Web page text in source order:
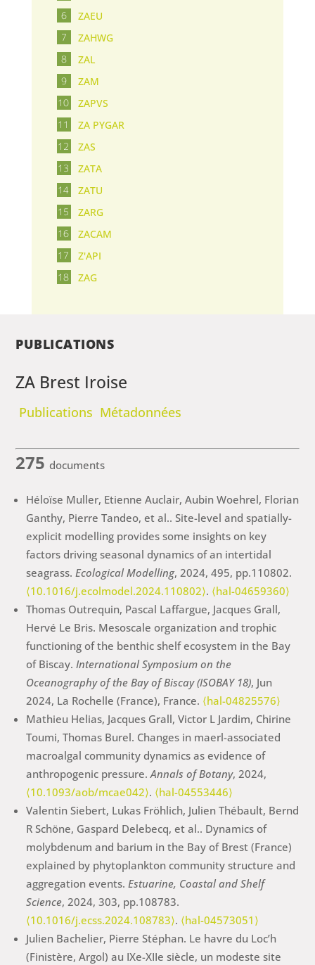
ZAEU
ZAHWG
ZAL
ZAM
ZAPVS
ZA PYGAR
ZAS
ZATA
ZATU
ZARG
ZACAM
Z'API
ZAG
PUBLICATIONS
ZA Brest Iroise
Publications Métadonnées
275 documents
Héloïse Muller, Etienne Auclair, Aubin Woehrel, Florian
Ganthy, Pierre Tandeo, et al.. Site-level and spatially-
explicit modelling provides some insights on key
factors driving seasonal dynamics of an intertidal
seagrass.Ecological Modelling, 2024, 495, pp.110802.
⟨10.1016/j.ecolmodel.2024.110802⟩. ⟨hal-04659360⟩
Thomas Outrequin, Pascal Laffargue, Jacques Grall,
Hervé Le Bris. Mesoscale organization and trophic
functioning of the benthic shelf ecosystem in the Bay
of Biscay.International Symposium on the
Oceanography of the Bay of Biscay (ISOBAY 18), Jun
2024, La Rochelle (France), France. ⟨hal-04825576⟩
Mathieu Helias, Jacques Grall, Victor L Jardim, Chirine
Toumi, Thomas Burel. Changes in maerl-associated
macroalgal community dynamics as evidence of
anthropogenic pressure.Annals of Botany, 2024,
⟨10.1093/aob/mcae042⟩. ⟨hal-04553446⟩
Valentin Siebert, Lukas Fröhlich, Julien Thébault, Bernd
R Schöne, Gaspard Delebecq, et al.. Dynamics of
molybdenum and barium in the Bay of Brest (France)
explained by phytoplankton community structure and
aggregation events.Estuarine, Coastal and Shelf
Science, 2024, 303, pp.108783.
⟨10.1016/j.ecss.2024.108783⟩. ⟨hal-04573051⟩
Julien Bachelier, Pierre Stéphan. Le havre du Loc’h
(Finistère, Argol) au IXe-XIIe siècle, un modeste site